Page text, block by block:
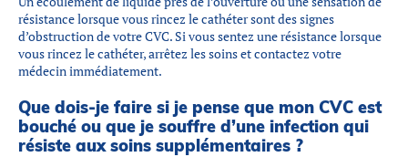
résistance lorsque vous rincez le cathéter sont des signes
d’obstruction de votre CVC. Si vous sentez une résistance lorsque
vous rincez le cathéter, arrêtez les soins et contactez votre
médecin immédiatement.
Que dois-je faire si je pense que mon CVC est
bouché ou que je souffre d’une infection qui
résiste aux soins supplémentaires ?